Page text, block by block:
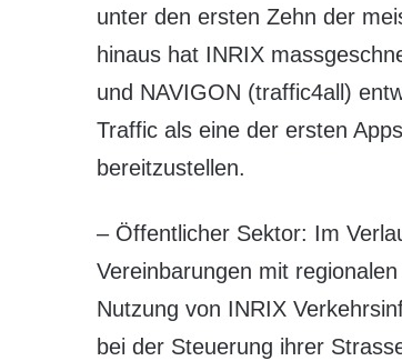
unter den ersten Zehn der
hinaus hat INRIX
und NAVIGON (traffic4all)
Traffic als eine der ersten
bereitzustellen.
– Öffentlicher Sektor: Im
Vereinbarungen mit
Nutzung von INRIX
bei der Steuerung ihrer